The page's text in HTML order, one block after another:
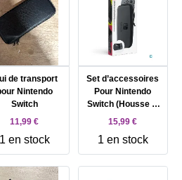
de transport
Nintendo
Switch
11,99 €
1 en stock
Set d’accessoires
Pour Nintendo
Switch (Housse &
Protection )
15,99 €
1 en stock